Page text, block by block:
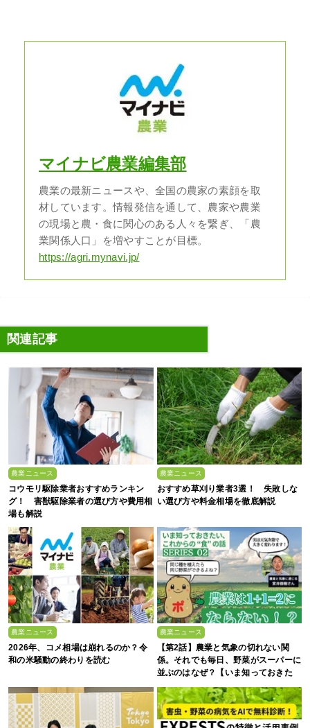
マイナビ農業編集部
農業の最新ニュースや、全国の農家の素顔を取
材しています。情報発信を通して、農家や農業
の現場と農・食に関心のある人々を繋ぎ、「農
業関係人口」を増やすことが目標。
https://agri.mynavi.jp/
関連記事
農業ニュース
コウモリ駆除業者おすすめランキン
グ！ 害獣駆除業者の選び方や費用相
場も解説
農業ニュース
おすすめ草刈り業者3選！ 失敗しな
い選び方や料金相場を徹底解説
農業ニュース
2026年、コメ相場は崩れるのか？令
和の米騒動の終わりを読む
農業ニュース
【第2話】農業と気象の切れない関
係。それでも毎日、野菜がスーパーに
並ぶのはなぜ？【いま知っておきた
い、これからの”食”の話】